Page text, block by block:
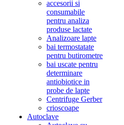
accesorii si
consumabile
pentru analiza
produse lactate
Analizoare lapte
bai termostatate
pentru butirometre
bai uscate pentru
determinare
antiobiotice in
probe de lapte
Centrifuge Gerber
crioscoape
Autoclave